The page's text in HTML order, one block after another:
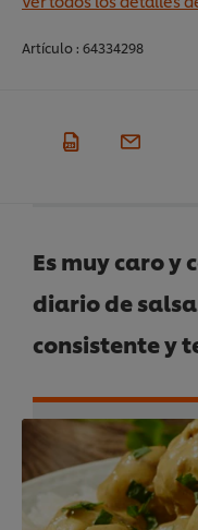
Artículo : 64334298
Es muy caro y
diario de
consistente y